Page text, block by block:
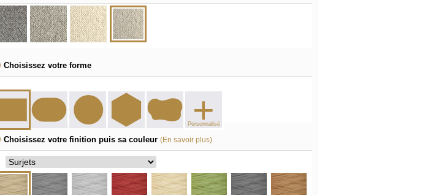
Choisissez votre forme
+
Personnalisé
Choisissez votre finition puis sa couleur (En savoir plus)